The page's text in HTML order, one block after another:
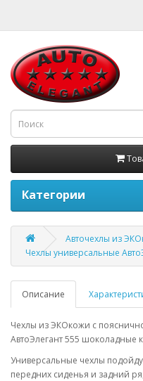
Категории
Авточехлы из
Чехлы универсальные
Описание
Чехлы из ЭКОкожи с
АвтоЭлегант 555 шоколадные
Универсальные чехлы
передних сиденья и задний